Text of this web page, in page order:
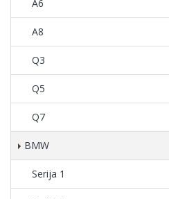
A6
A8
Q3
Q5
Q7
BMW
Serija 1